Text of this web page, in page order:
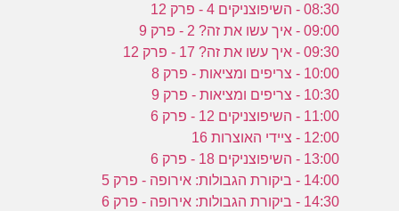
08:30 - השיפוצניקים 4 - פרק 12
09:00 - איך עשו את זה? 2 - פרק 9
09:30 - איך עשו את זה? 17 - פרק 12
10:00 - צריפים ומציאות - פרק 8
10:30 - צריפים ומציאות - פרק 9
11:00 - השיפוצניקים 12 - פרק 6
12:00 - ציידי האוצרות 16
13:00 - השיפוצניקים 18 - פרק 6
14:00 - ביקורת הגבולות: אירופה - פרק 5
14:30 - ביקורת הגבולות: אירופה - פרק 6